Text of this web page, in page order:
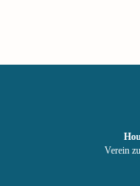
Verein